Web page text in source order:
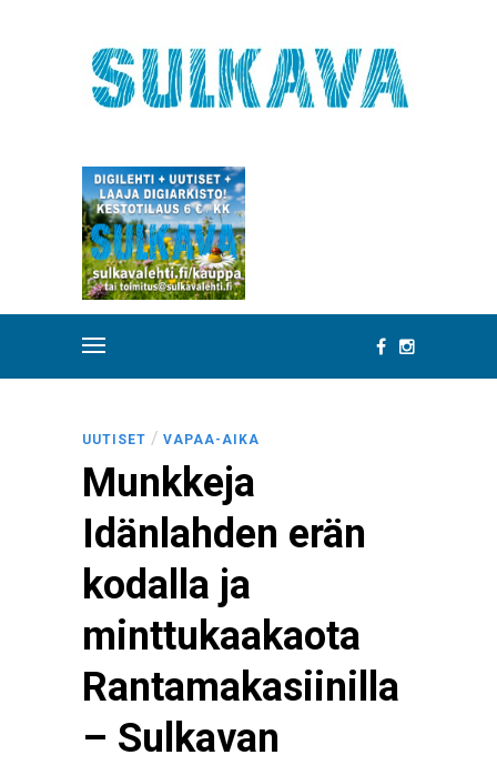
UUTISET / VAPAA-AIKA
Munkkeja
Idänlahden erän
kodalla ja
minttukaakaota
Rantamakasiinilla
– Sulkavan